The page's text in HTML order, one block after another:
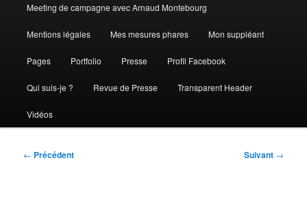
Meeting de campagne avec Arnaud Montebourg
Mentions légales Mes mesures phares Mon suppléant
Pages Portfolio Presse Profil Facebook
Qui suis-je ? Revue de Presse Transparent Header
Vidéos
Navigation
← Précédent Suivant →